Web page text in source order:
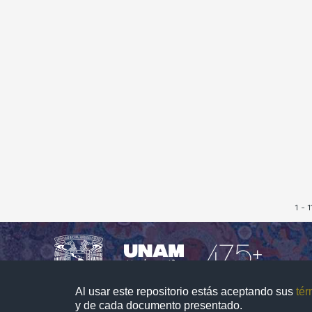
Al usar este repositorio estás aceptando sus
y de cada documento presentado.
1 -